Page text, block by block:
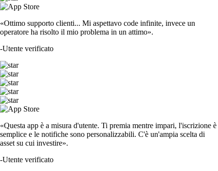
«Ottimo supporto clienti... Mi aspettavo code infinite, invece un
operatore ha risolto il mio problema in un attimo».
-Utente verificato
«Questa app è a misura d'utente. Ti premia mentre impari, l'iscrizione è
semplice e le notifiche sono personalizzabili. C'è un'ampia scelta di
asset su cui investire».
-Utente verificato